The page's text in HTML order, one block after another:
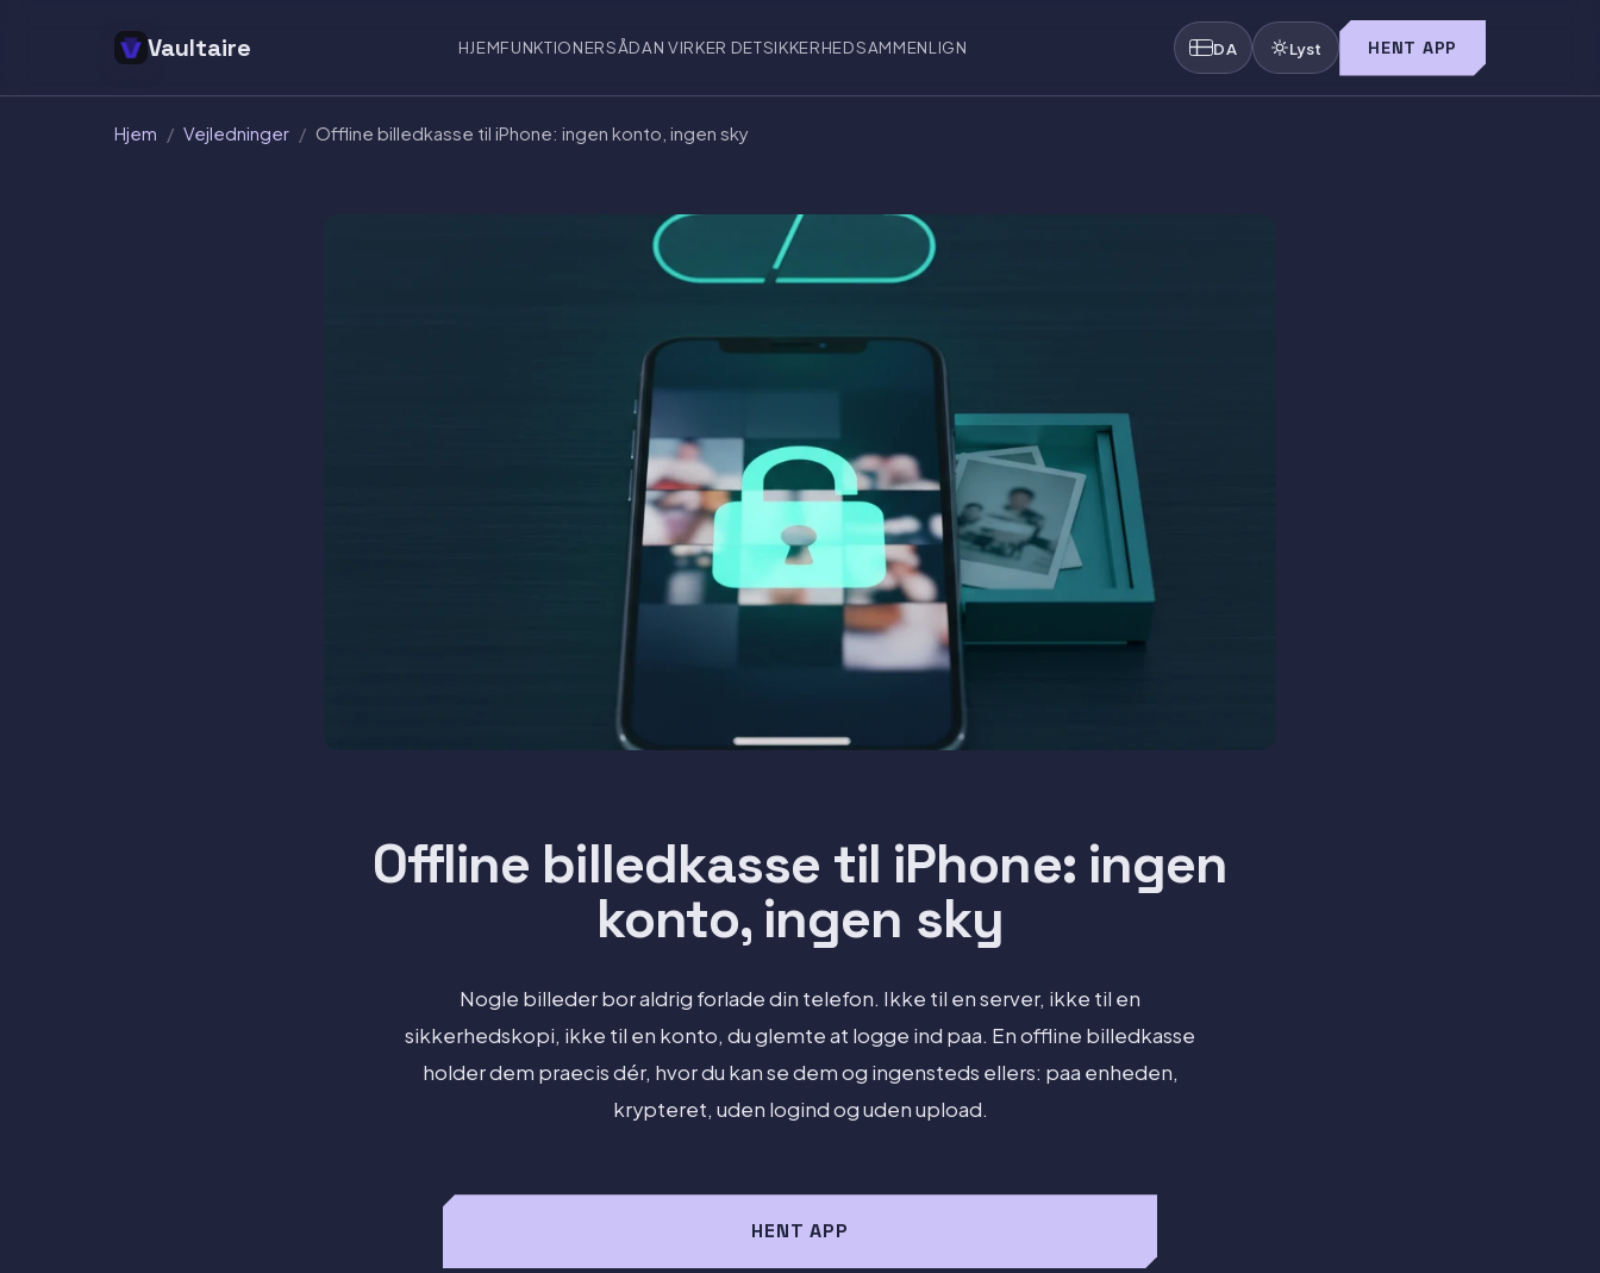
Vaultaire HJEMFUNKTIONERSÅDAN VIRKER DETSIKKERHEDSAMMENLIGN DA Lyst HENT APP
Hjem / Vejledninger / Offline billedkasse til iPhone: ingen konto, ingen sky
Offline billedkasse til iPhone: ingen
konto, ingen sky
Nogle billeder bor aldrig forlade din telefon. Ikke til en server, ikke til en
sikkerhedskopi, ikke til en konto, du glemte at logge ind paa. En offline billedkasse
holder dem praecis dér, hvor du kan se dem og ingensteds ellers: paa enheden,
krypteret, uden logind og uden upload.
HENT APP